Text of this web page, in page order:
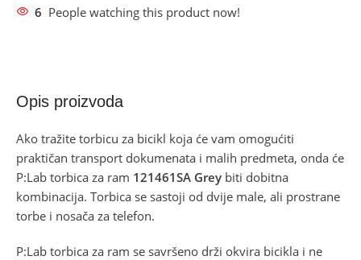
6 People watching this product now!
Opis proizvoda
Ako tražite torbicu za bicikl koja će vam omogućiti
praktičan transport dokumenata i malih predmeta, onda će
P:Lab torbica za ram 121461SA Grey biti dobitna
kombinacija. Torbica se sastoji od dvije male, ali prostrane
torbe i nosača za telefon.
P:Lab torbica za ram se savršeno drži okvira bicikla i ne